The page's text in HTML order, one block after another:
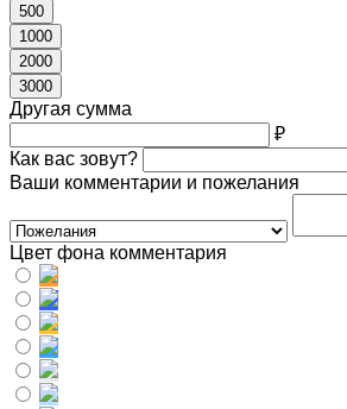
500
1000
2000
3000
Другая сумма
₽
Как вас зовут?
Ваши комментарии и пожелания
Цвет фона комментария